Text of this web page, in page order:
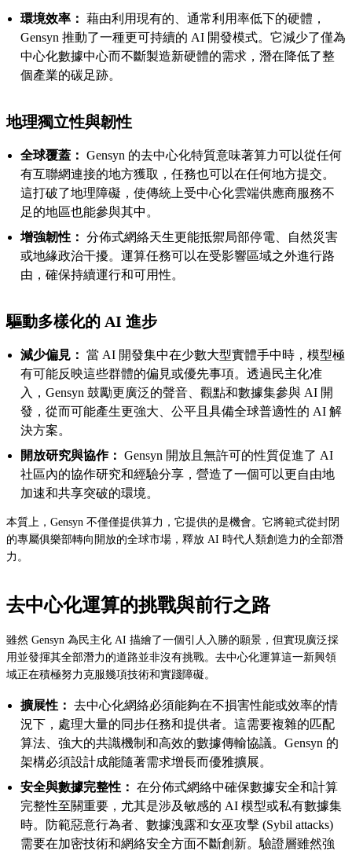
環境效率： 藉由利用現有的、通常利用率低下的硬體，
Gensyn 推動了一種更可持續的 AI 開發模式。它減少了僅為
中心化數據中心而不斷製造新硬體的需求，潛在降低了整
個產業的碳足跡。
地理獨立性與韌性
全球覆蓋： Gensyn 的去中心化特質意味著算力可以從任何
有互聯網連接的地方獲取，任務也可以在任何地方提交。
這打破了地理障礙，使傳統上受中心化雲端供應商服務不
足的地區也能參與其中。
增強韌性： 分佈式網絡天生更能抵禦局部停電、自然災害
或地緣政治干擾。運算任務可以在受影響區域之外進行路
由，確保持續運行和可用性。
驅動多樣化的 AI 進步
減少偏見： 當 AI 開發集中在少數大型實體手中時，模型極
有可能反映這些群體的偏見或優先事項。透過民主化准
入，Gensyn 鼓勵更廣泛的聲音、觀點和數據集參與 AI 開
發，從而可能產生更強大、公平且具備全球普適性的 AI 解
決方案。
開放研究與協作： Gensyn 開放且無許可的性質促進了 AI
社區內的協作研究和經驗分享，營造了一個可以更自由地
加速和共享突破的環境。
本質上，Gensyn 不僅僅提供算力，它提供的是機會。它將範式從封閉
的專屬俱樂部轉向開放的全球市場，釋放 AI 時代人類創造力的全部潛
力。
去中心化運算的挑戰與前行之路
雖然 Gensyn 為民主化 AI 描繪了一個引人入勝的願景，但實現廣泛採
用並發揮其全部潛力的道路並非沒有挑戰。去中心化運算這一新興領
域正在積極努力克服幾項技術和實踐障礙。
擴展性： 去中心化網絡必須能夠在不損害性能或效率的情
況下，處理大量的同步任務和提供者。這需要複雜的匹配
算法、強大的共識機制和高效的數據傳輸協議。Gensyn 的
架構必須設計成能隨著需求增長而優雅擴展。
安全與數據完整性： 在分佈式網絡中確保數據安全和計算
完整性至關重要，尤其是涉及敏感的 AI 模型或私有數據集
時。防範惡意行為者、數據洩露和女巫攻擊 (Sybil attacks)
需要在加密技術和網絡安全方面不斷創新。驗證層雖然強